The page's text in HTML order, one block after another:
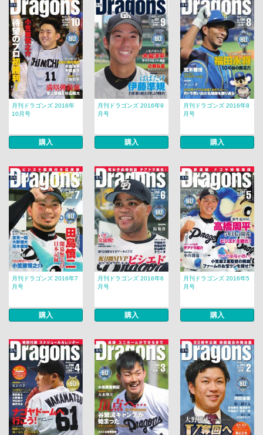
月刊ドラゴンズ 2016年
10月号
購入
月刊ドラゴンズ 2016年9
月号
購入
月刊ドラゴンズ 2016年8
月号
購入
月刊ドラゴンズ 2016年7
月号
購入
月刊ドラゴンズ 2016年6
月号
購入
月刊ドラゴンズ 2016年5
月号
購入